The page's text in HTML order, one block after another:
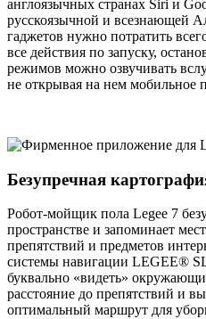
англоязычных странах Siri и
русскоязычной и всезнающей
гаджетов нужно потратить
все действия по запуску,
режимов можно озвучивать
не открывая на нем мобильное
Безупречная
Робот-мойщик пола Legee 7
пространстве и запоминает
препятствий и предметов
системы навигации LEGEE®
буквально «видеть»
расстояние до препятствий и
оптимальный маршрут для